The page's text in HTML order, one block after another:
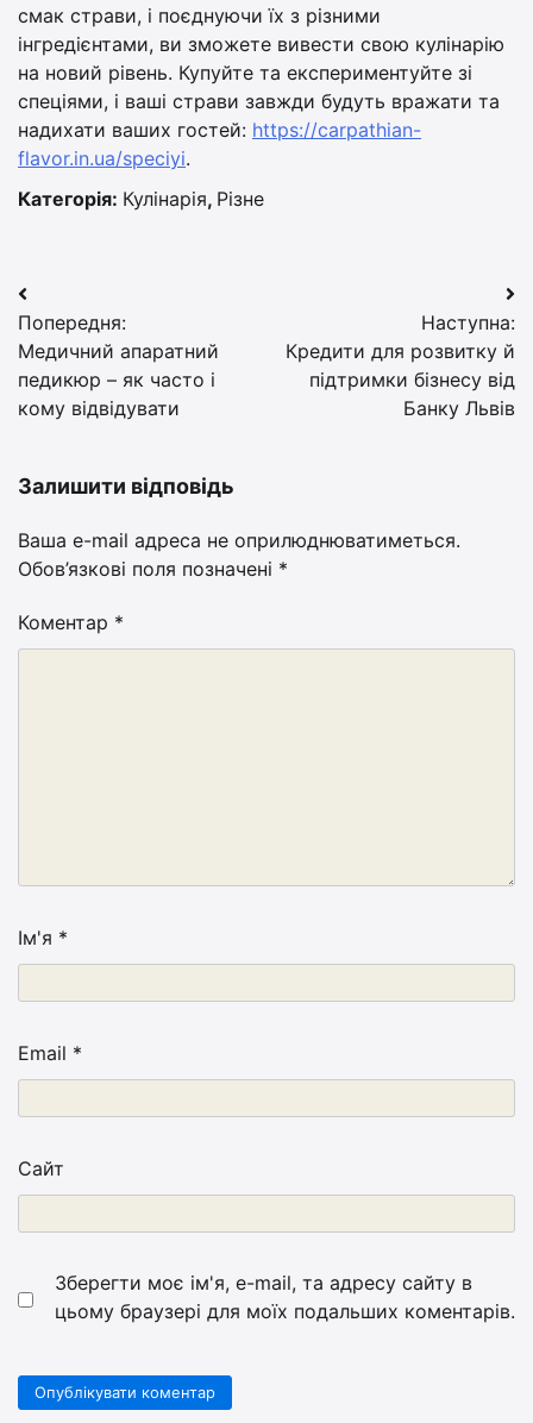
смак страви, і поєднуючи їх з різними
інгредієнтами, ви зможете вивести свою кулінарію
на новий рівень. Купуйте та експериментуйте зі
спеціями, і ваші страви завжди будуть вражати та
надихати ваших гостей: https://carpathian-
flavor.in.ua/speciyi.
Категорія: Кулінарія, Різне
Навігація
записів
Попередня:
Медичний апаратний
педикюр – як часто і
кому відвідувати
Наступна:
Кредити для розвитку й
підтримки бізнесу від
Банку Львів
Залишити відповідь
Ваша e-mail адреса не оприлюднюватиметься.
Обов’язкові поля позначені *
Коментар *
Ім'я *
Email *
Сайт
Зберегти моє ім'я, e-mail, та адресу сайту в
цьому браузері для моїх подальших коментарів.